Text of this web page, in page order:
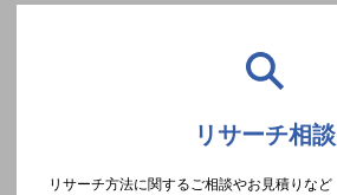
リサーチ相談
リサーチ方法に関するご相談やお見積りなど